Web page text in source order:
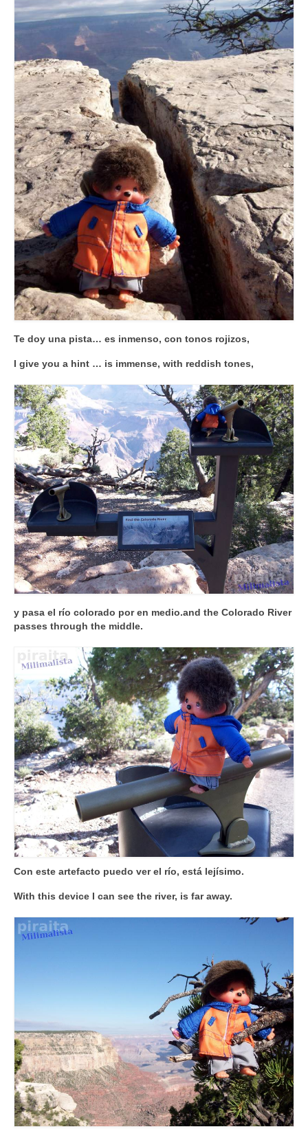
Te doy una pista… es inmenso, con tonos rojizos,
I give you a hint … is immense, with reddish tones,
y pasa el río colorado por en medio.and the Colorado River
passes through the middle.
Con este artefacto puedo ver el río, está lejísimo.
With this device I can see the river, is far away.